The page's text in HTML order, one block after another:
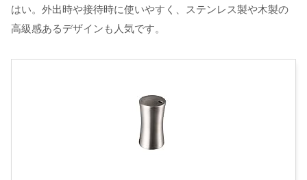
はい。外出時や接待時に使いやすく、ステンレス製や木製の
高級感あるデザインも人気です。